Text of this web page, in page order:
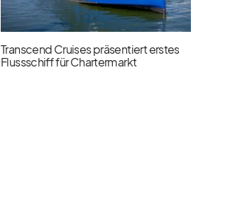
Transcend Cruises präsentiert erstes
Flussschiff für Chartermarkt